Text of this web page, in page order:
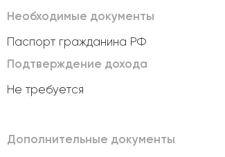
Необходимые документы
Паспорт гражданина РФ
Подтверждение дохода
Не требуется
Дополнительные документы